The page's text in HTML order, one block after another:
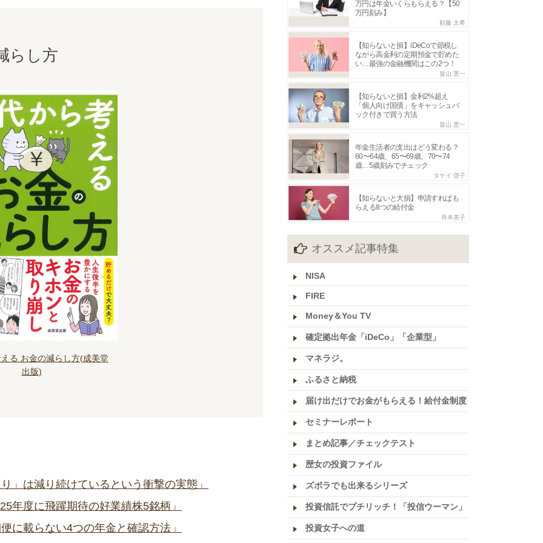
らし方
る お金の減らし方(成美堂
出版)
」は減り続けているという衝撃の実態」
年度に飛躍期待の好業績株5銘柄」
に載らない4つの年金と確認方法」
万円は年金いくらもらえる？【50
万円刻み】
頼藤 太希
【知らないと損】iDeCoで節税し
ながら高金利の定期預金で貯めた
い…最強の金融機関はこの2つ！
畠山 憲一
【知らないと損】金利2%超え
「個人向け国債」をキャッシュバ
ック付きで買う方法
畠山 憲一
年金生活者の支出はどう変わる？
60〜64歳、65〜69歳、70〜74
歳…5歳刻みでチェック
タケイ 啓子
【知らないと大損】申請すればも
らえる8つの給付金
舟本美子
オススメ記事特集
NISA
FIRE
Money＆You TV
確定拠出年金「iDeCo」「企業型」
マネラジ。
ふるさと納税
届け出だけでお金がもらえる！給付金制度
セミナーレポート
まとめ記事／チェックテスト
歴女の投資ファイル
ズボラでも出来るシリーズ
投資信託でプチリッチ！「投信ウーマン」
投資女子への道